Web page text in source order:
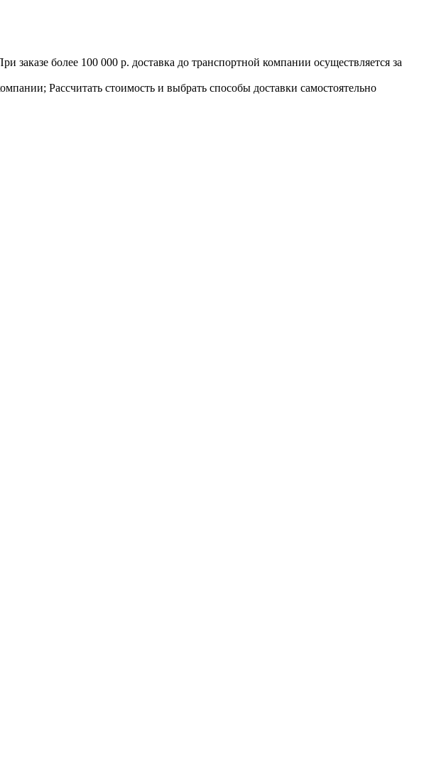
заказе более 100 000 р. доставка до транспортной компании осуществляется за
Рассчитать стоимость и выбрать способы доставки самостоятельно